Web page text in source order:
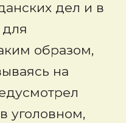
дел и в
образом,
на
уголовном,